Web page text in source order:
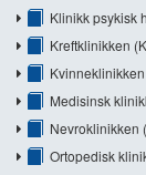
Klinikk psykisk
Kreftklinikken
Medisinsk
Nevroklinikken
Ortopedisk